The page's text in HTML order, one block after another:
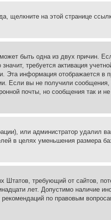
щелкните на этой странице
быть одна из двух причин.
требуется активация
Эта информация отображается в
Если вы не получили
почты, но сообщения так и
или администратор удалил
в целях уменьшения размера
Штатов, требующий от сайтов,
лет. Допустимо наличие
по правовым